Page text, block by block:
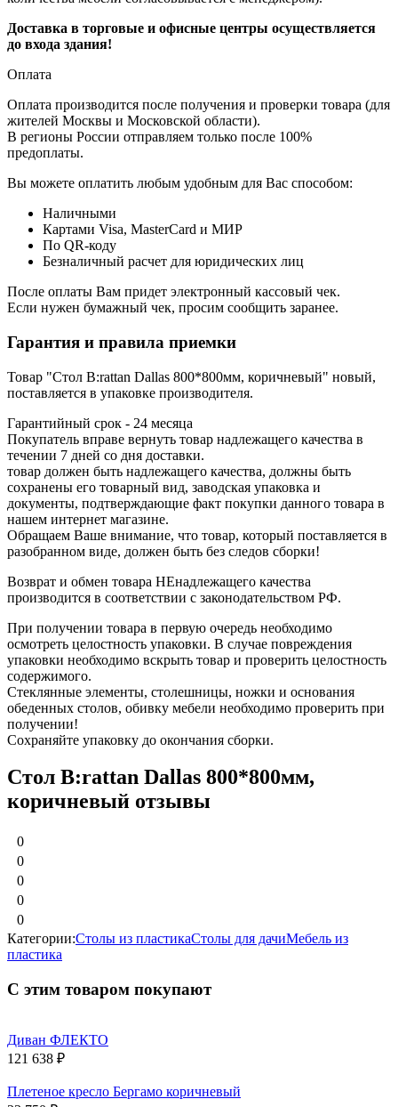
Доставка в торговые и офисные центры осуществляется
до входа здания!
Оплата
Оплата производится после получения и проверки товара (для
жителей Москвы и Московской области).
В регионы России отправляем только после 100%
предоплаты.
Вы можете оплатить любым удобным для Вас способом:
Наличными
Картами Visa, MasterCard и МИР
По QR-коду
Безналичный расчет для юридических лиц
После оплаты Вам придет электронный кассовый чек.
Если нужен бумажный чек, просим сообщить заранее.
Гарантия и правила приемки
Товар "Стол B:rattan Dallas 800*800мм, коричневый" новый,
поставляется в упаковке производителя.
Гарантийный срок - 24 месяца
Покупатель вправе вернуть товар надлежащего качества в
течении 7 дней со дня доставки.
товар должен быть надлежащего качества, должны быть
сохранены его товарный вид, заводская упаковка и
документы, подтверждающие факт покупки данного товара в
нашем интернет магазине.
Обращаем Ваше внимание, что товар, который поставляется в
разобранном виде, должен быть без следов сборки!
Возврат и обмен товара НЕнадлежащего качества
производится в соответствии с законодательством РФ.
При получении товара в первую очередь необходимо
осмотреть целостность упаковки. В случае повреждения
упаковки необходимо вскрыть товар и проверить целостность
содержимого.
Стеклянные элементы, столешницы, ножки и основания
обеденных столов, обивку мебели необходимо проверить при
получении!
Сохраняйте упаковку до окончания сборки.
Стол B:rattan Dallas 800*800мм,
коричневый отзывы
0
0
0
0
0
Категории:Столы из пластикаСтолы для дачиМебель из
пластика
С этим товаром покупают
Диван ФЛЕКТО
121 638 ₽
Плетеное кресло Бергамо коричневый